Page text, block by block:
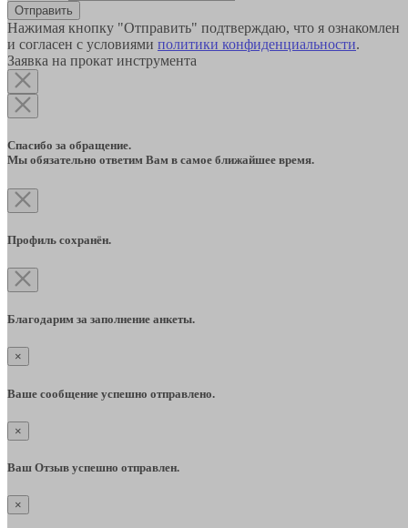
Отправить
Нажимая кнопку "Отправить" подтверждаю, что я ознакомлен
и согласен с условиями политики конфиденциальности.
Заявка на прокат инструмента
Спасибо за обращение.
Мы обязательно ответим Вам в самое ближайшее время.
Профиль сохранён.
Благодарим за заполнение анкеты.
×
Ваше сообщение успешно отправлено.
×
Ваш Отзыв успешно отправлен.
×